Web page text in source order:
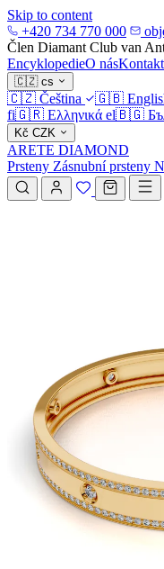
Skip to content
+420 734 770 000
Člen Diamant Club van
EncyklopedieO násKontakt
🇨🇿 cs
🇨🇿 Čeština 🇬🇧
fi🇬🇷 Ελληνικά el🇧🇬
Kč CZK
ARETE DIAMOND
Prsteny Zásnubní prsteny